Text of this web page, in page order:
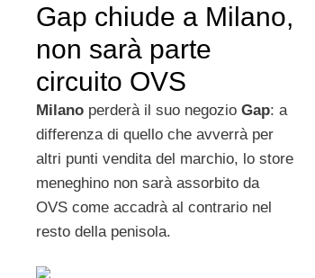
Gap chiude a Milano,
non sarà parte
circuito OVS
Milano perderà il suo negozio Gap: a
differenza di quello che avverrà per
altri punti vendita del marchio, lo store
meneghino non sarà assorbito da
OVS come accadrà al contrario nel
resto della penisola.